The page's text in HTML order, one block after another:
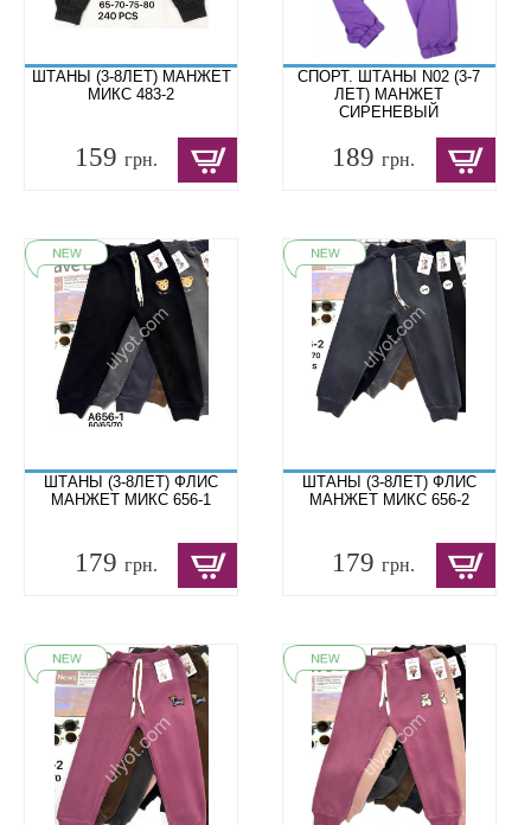
ШТАНЫ (3-8ЛЕТ) МАНЖЕТ
МИКС 483-2
159 грн.
СПОРТ. ШТАНЫ N02 (3-7
ЛЕТ) МАНЖЕТ
СИРЕНЕВЫЙ
189грн.
ШТАНЫ (3-8ЛЕТ) ФЛИС
МАНЖЕТ МИКС 656-1
179 грн.
ШТАНЫ (3-8ЛЕТ) ФЛИС
МАНЖЕТ МИКС 656-2
179грн.